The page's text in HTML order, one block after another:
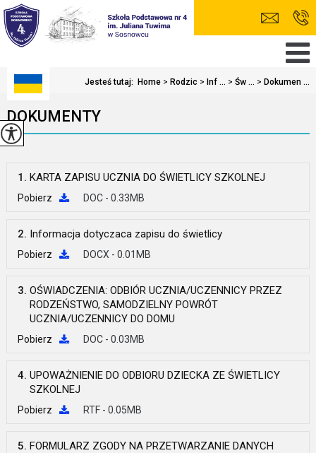
Jesteś tutaj: Home > Rodzic > Inf ... > Św ... > Dokumen ...
DOKUMENTY
1. KARTA ZAPISU UCZNIA DO ŚWIETLICY SZKOLNEJ
Pobierz DOC - 0.33MB
2. Informacja dotyczaca zapisu do świetlicy
Pobierz DOCX - 0.01MB
3. OŚWIADCZENIA: ODBIÓR UCZNIA/UCZENNICY PRZEZ
RODZEŃSTWO, SAMODZIELNY POWRÓT
UCZNIA/UCZENNICY DO DOMU
Pobierz DOC - 0.03MB
4. UPOWAŻNIENIE DO ODBIORU DZIECKA ZE ŚWIETLICY
SZKOLNEJ
Pobierz RTF - 0.05MB
5. FORMULARZ ZGODY NA PRZETWARZANIE DANYCH